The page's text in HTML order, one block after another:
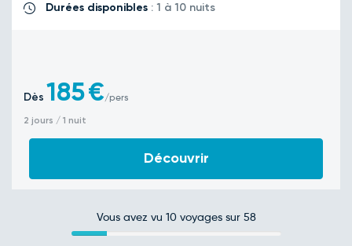
Durées disponibles : 1 à 10 nuits
Dès 185€/pers
2 jours / 1 nuit
Découvrir
Vous avez vu 10voyages sur 58